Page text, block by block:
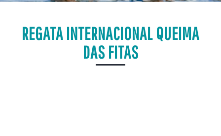
REGATA INTERNACIONAL QUEIMA
DAS FITAS